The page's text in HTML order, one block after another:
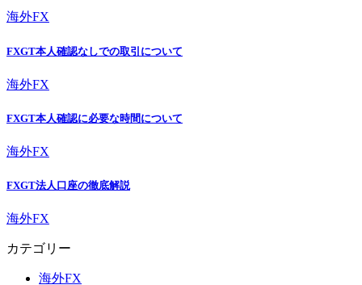
海外FX
FXGT本人確認なしでの取引について
海外FX
FXGT本人確認に必要な時間について
海外FX
FXGT法人口座の徹底解説
海外FX
カテゴリー
海外FX